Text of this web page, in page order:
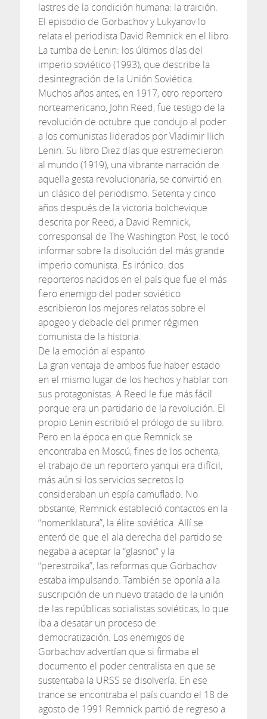
lastres de la condición humana: la traición.
El episodio de Gorbachov y Lukyanov lo
relata el periodista David Remnick en el libro
La tumba de Lenin: los últimos días del
imperio soviético (1993), que describe la
desintegración de la Unión Soviética.
Muchos años antes, en 1917, otro reportero
norteamericano, John Reed, fue testigo de la
revolución de octubre que condujo al poder
a los comunistas liderados por Vladimir Ilich
Lenin. Su libro Diez días que estremecieron
al mundo (1919), una vibrante narración de
aquella gesta revolucionaria, se convirtió en
un clásico del periodismo. Setenta y cinco
años después de la victoria bolchevique
descrita por Reed, a David Remnick,
corresponsal de The Washington Post, le tocó
informar sobre la disolución del más grande
imperio comunista. Es irónico: dos
reporteros nacidos en el país que fue el más
fiero enemigo del poder soviético
escribieron los mejores relatos sobre el
apogeo y debacle del primer régimen
comunista de la historia.
De la emoción al espanto
La gran ventaja de ambos fue haber estado
en el mismo lugar de los hechos y hablar con
sus protagonistas. A Reed le fue más fácil
porque era un partidario de la revolución. El
propio Lenin escribió el prólogo de su libro.
Pero en la época en que Remnick se
encontraba en Moscú, fines de los ochenta,
el trabajo de un reportero yanqui era difícil,
más aún si los servicios secretos lo
consideraban un espía camuflado. No
obstante, Remnick estableció contactos en la
“nomenklatura”, la élite soviética. Allí se
enteró de que el ala derecha del partido se
negaba a aceptar la “glasnot” y la
“perestroika”, las reformas que Gorbachov
estaba impulsando. También se oponía a la
suscripción de un nuevo tratado de la unión
de las repúblicas socialistas soviéticas, lo que
iba a desatar un proceso de
democratización. Los enemigos de
Gorbachov advertían que si firmaba el
documento el poder centralista en que se
sustentaba la URSS se disolvería. En ese
trance se encontraba el país cuando el 18 de
agosto de 1991 Remnick partió de regreso a